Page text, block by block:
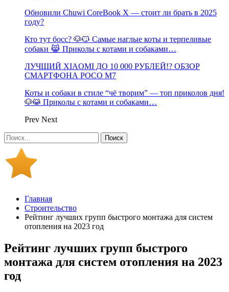
Обновили Chuwi CoreBook X — стоит ли брать в 2025
году?
Кто тут босс? 🐶😼 Самые наглые коты и терпеливые
собаки 😹 Приколы с котами и собаками…
ЛУЧШИЙ XIAOMI ДО 10 000 РУБЛЕЙ!? ОБЗОР
СМАРТФОНА POCO M7
Коты и собаки в стиле “чё творим” — топ приколов дня!
🐶😹 Приколы с котами и собаками…
Prev Next
Главная
Строительство
Рейтинг лучших групп быстрого монтажа для систем
отопления на 2023 год
Рейтинг лучших групп быстрого
монтажа для систем отопления на 2023
год